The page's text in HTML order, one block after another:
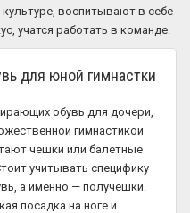
воспитывают в себе
учатся работать в команде.
для юной гимнастки
обувь для дочери,
гимнастикой
чешки или балетные
учитывать специфику
а именно — получешки.
посадка на ноге и